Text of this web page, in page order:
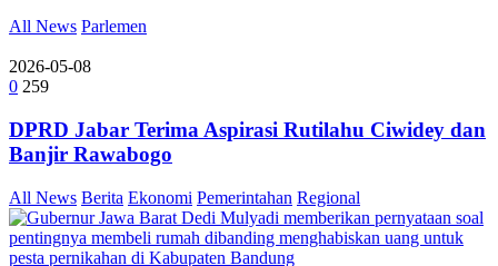
All News Parlemen
2026-05-08
0 259
DPRD Jabar Terima Aspirasi Rutilahu Ciwidey dan
Banjir Rawabogo
All News Berita Ekonomi Pemerintahan Regional